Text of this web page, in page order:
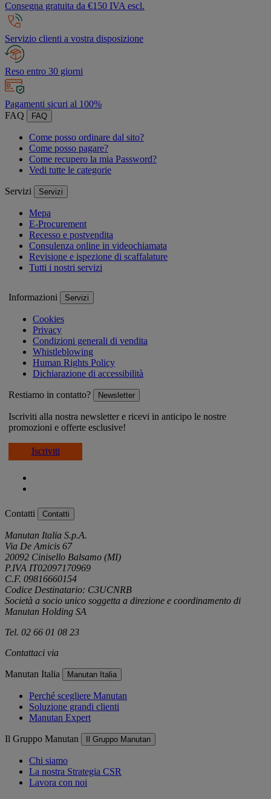
Consegna gratuita da €150 IVA escl.
Servizio clienti a vostra disposizione
Reso entro 30 giorni
Pagamenti sicuri al 100%
FAQ
FAQ
Come posso ordinare dal sito?
Come posso pagare?
Come recupero la mia Password?
Vedi tutte le categorie
Servizi Servizi
Mepa
E-Procurement
Recesso e postvendita
Consulenza online in videochiamata
Revisione e ispezione di scaffalature
Tutti i nostri servizi
Informazioni Servizi
Cookies
Privacy
Condizioni generali di vendita
Whistleblowing
Human Rights Policy
Dichiarazione di accessibilità
Restiamo in contatto? Newsletter
Iscriviti alla nostra newsletter e ricevi in anticipo le nostre
promozioni e offerte esclusive!
Iscriviti
Contatti Contatti
Manutan Italia S.p.A.
Via De Amicis 67
20092 Cinisello Balsamo (MI)
P.IVA IT02097170969
C.F. 09816660154
Codice Destinatario: C3UCNRB
Società a socio unico soggetta a direzione e coordinamento di
Manutan Holding SA
Tel. 02 66 01 08 23
Contattaci via
Manutan Italia Manutan Italia
Perché scegliere Manutan
Soluzione grandi clienti
Manutan Expert
Il Gruppo Manutan Il Gruppo Manutan
Chi siamo
La nostra Strategia CSR
Lavora con noi